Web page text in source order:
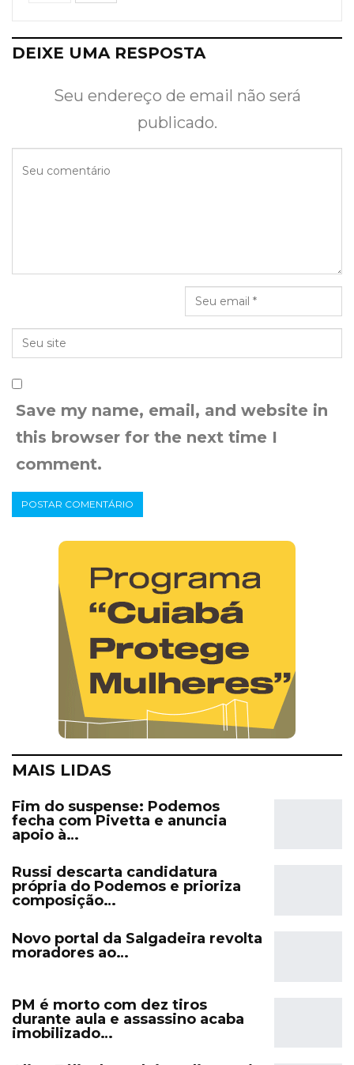
DEIXE UMA RESPOSTA
Seu endereço de email não será
publicado.
Save my name, email, and website in
this browser for the next time I
comment.
MAIS LIDAS
Fim do suspense: Podemos
fecha com Pivetta e anuncia
apoio à…
Russi descarta candidatura
própria do Podemos e prioriza
composição…
Novo portal da Salgadeira revolta
moradores ao…
PM é morto com dez tiros
durante aula e assassino acaba
imobilizado…